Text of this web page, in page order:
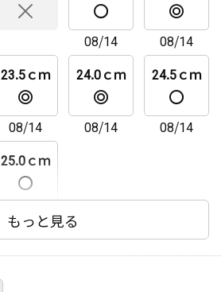
08/14
08/14
23.5ｃｍ
08/14
24.0ｃｍ
08/14
24.5ｃｍ
08/14
25.0ｃｍ
08/14
もっと見る